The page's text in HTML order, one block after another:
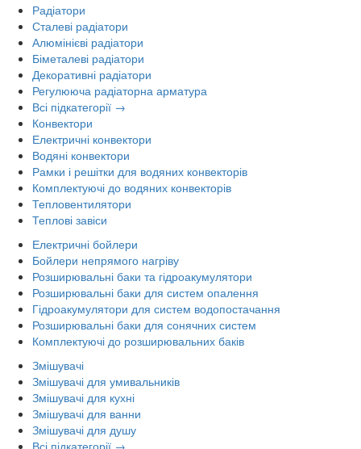
Радіатори
Сталеві радіатори
Алюмінієві радіатори
Біметалеві радіатори
Декоративні радіатори
Регулююча радіаторна арматура
Всі підкатегорії →
Конвектори
Електричні конвектори
Водяні конвектори
Рамки і решітки для водяних конвекторів
Комплектуючі до водяних конвекторів
Тепловентилятори
Теплові завіси
Електричні бойлери
Бойлери непрямого нагріву
Розширювальні баки та гідроакумулятори
Розширювальні баки для систем опалення
Гідроакумулятори для систем водопостачання
Розширювальні баки для сонячних систем
Комплектуючі до розширювальних баків
Змішувачі
Змішувачі для умивальників
Змішувачі для кухні
Змішувачі для ванни
Змішувачі для душу
Всі підкатегорії →